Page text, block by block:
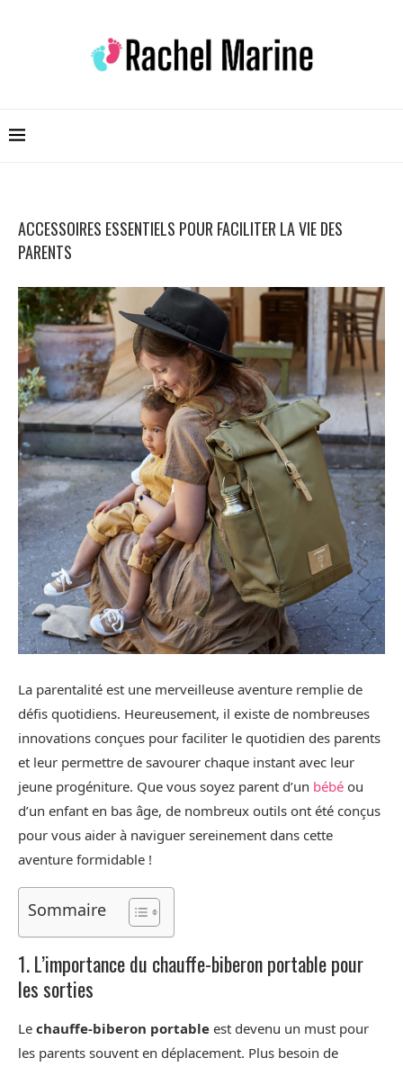
ACCESSOIRES ESSENTIELS POUR FACILITER LA VIE DES
PARENTS
La parentalité est une merveilleuse aventure remplie de
défis quotidiens. Heureusement, il existe de nombreuses
innovations conçues pour faciliter le quotidien des parents
et leur permettre de savourer chaque instant avec leur
jeune progéniture. Que vous soyez parent d’un bébé ou
d’un enfant en bas âge, de nombreux outils ont été conçus
pour vous aider à naviguer sereinement dans cette
aventure formidable !
Sommaire
1. L’importance du chauffe-biberon portable pour
les sorties
Le chauffe-biberon portable est devenu un must pour
les parents souvent en déplacement. Plus besoin de